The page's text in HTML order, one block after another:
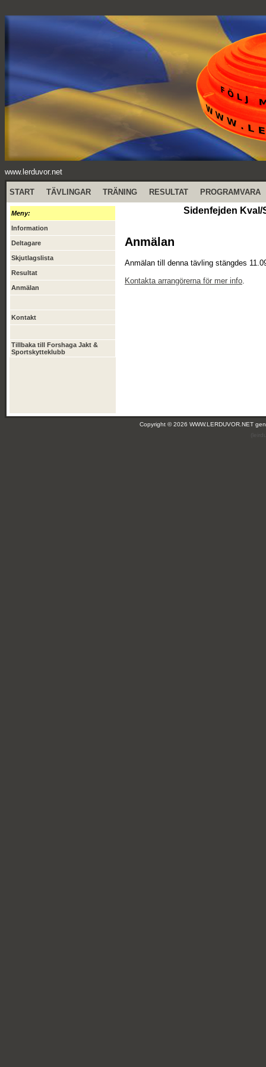
www.lerduvor.net
START TÄVLINGAR TRÄNING RESULTAT PROGRAMVARA
Meny:
Information
Deltagare
Skjutlagslista
Resultat
Anmälan
Kontakt
Tillbaka till Forshaga Jakt &
Sportskytteklubb
Sidenfejden
Anmälan
Anmälan till denna tävling stängdes
Kontakta arrangörerna för mer info.
Copyright © 2026 WWW.LERDUVOR.NET